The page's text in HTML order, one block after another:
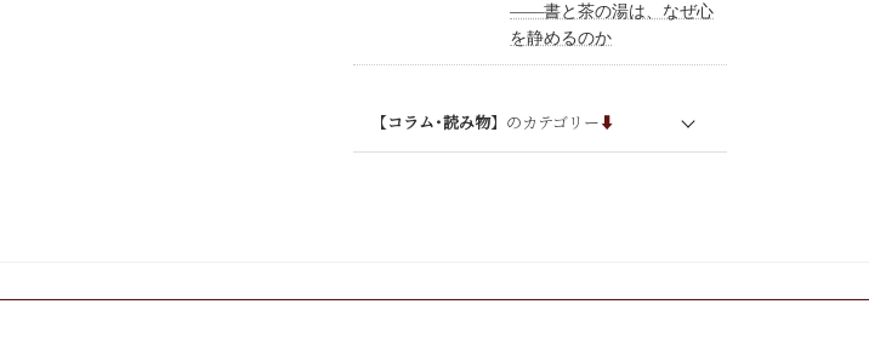
イベント･単発セミナー——書と茶の湯は、なぜ心
を静めるのか
【コラム･読み物】のカテゴリー⬇︎